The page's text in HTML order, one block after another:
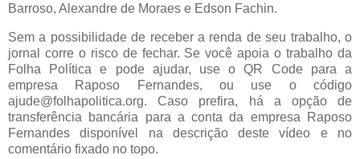
Barroso, Alexandre de Moraes e Edson Fachin.
Sem a possibilidade de receber a renda de seu trabalho, o
jornal corre o risco de fechar. Se você apoia o trabalho da
Folha Política e pode ajudar, use o QR Code para a
empresa Raposo Fernandes, ou use o código
ajude@folhapolitica.org. Caso prefira, há a opção de
transferência bancária para a conta da empresa Raposo
Fernandes disponível na descrição deste vídeo e no
comentário fixado no topo.